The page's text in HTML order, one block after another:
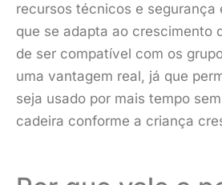
recursos técnicos e segurança
que se adapta ao crescimento
de ser compatível com os
uma vantagem real, já que
seja usado por mais tempo
cadeira conforme a criança